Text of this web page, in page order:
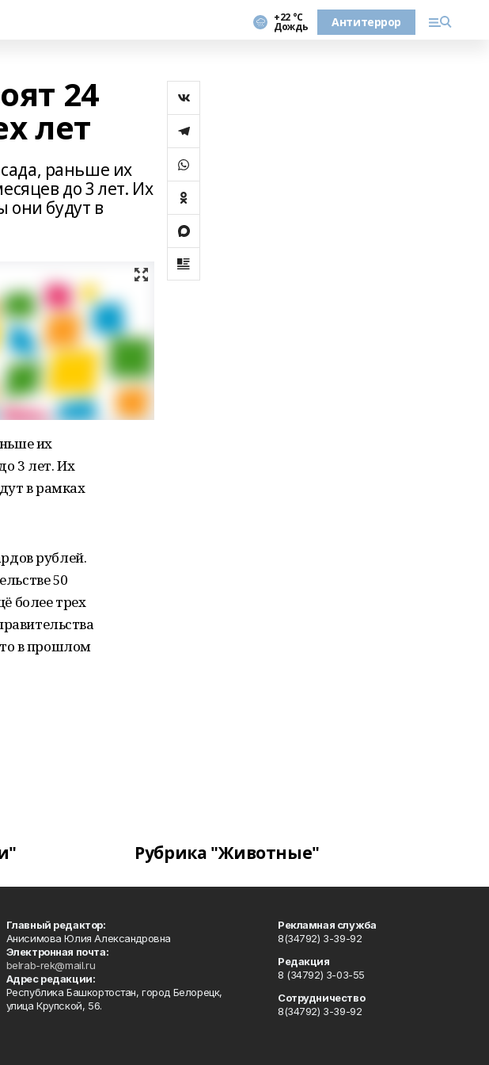
+22 °С
Дождь Антитеррор
24
лет
сада, раньше их
до 3 лет. Их
они будут в
их
3 лет. Их
в рамках
рублей.
50
более трех
в прошлом
Рубрика "Животные"
Главный редактор:
Анисимова Юлия Александровна
Электронная почта:
belrab-rek@mail.ru
Адрес редакции:
Республика Башкортостан, город Белорецк,
улица Крупской, 56.
Рекламная служба
8(34792) 3-39-92
Редакция
8 (34792) 3-03-55
Сотрудничество
8(34792) 3-39-92